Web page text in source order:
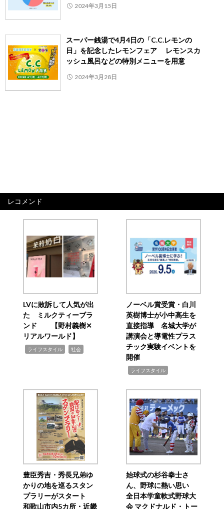
2024年3月15日
スーパー銭湯で4月4日の「C.C.レモンの
日」を記念したレモンフェア レモンスカ
ッシュ風呂などの特別メニューを用意
2024年3月28日
レコメンド
LVに敗訴して人気が出
た ミルクティーブラ
ンド 【野村義樹✕
リアルワールド】
ライフスタイル 社会
ノーベル賞受賞・白川
英樹博士が小中高生を
直接指導 名城大学が
講演会と導電性プラス
チック実験イベントを
開催
ライフスタイル
豊臣秀吉・秀長兄弟ゆ
かりの地を巡るスタン
プラリーがスタート
和歌山市内5カ所・近畿
始球式の杉谷拳士さ
ん、野球に熱い思い
全日本学童軟式野球大
会 マクドナルド・トー